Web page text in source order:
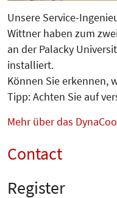
Unsere Service-
Wittner haben zum
an der Palacky
installiert.
Können Sie erkennen,
Tipp: Achten Sie auf
Mehr über das
Contact
Register